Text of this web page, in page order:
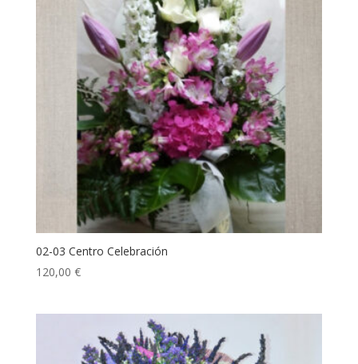
02-03 Centro Celebración
120,00 €